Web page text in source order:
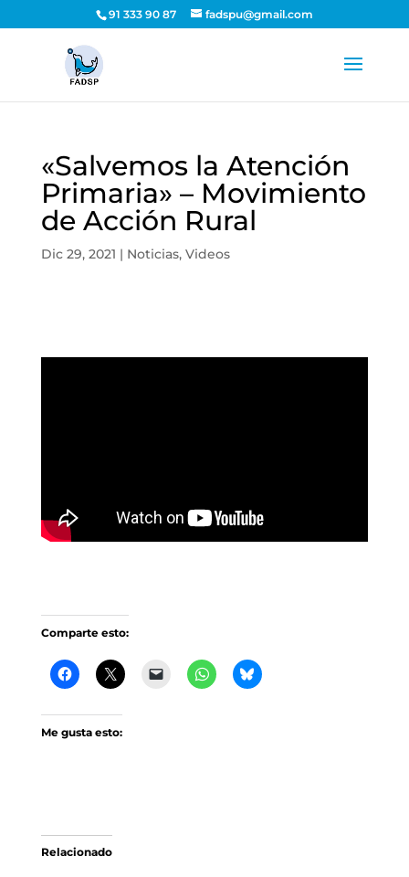
91 333 90 87 fadspu@gmail.com
«Salvemos la Atención
Primaria» – Movimiento
de Acción Rural
Dic 29, 2021 | Noticias, Videos
Comparte esto:
Me gusta esto:
Relacionado